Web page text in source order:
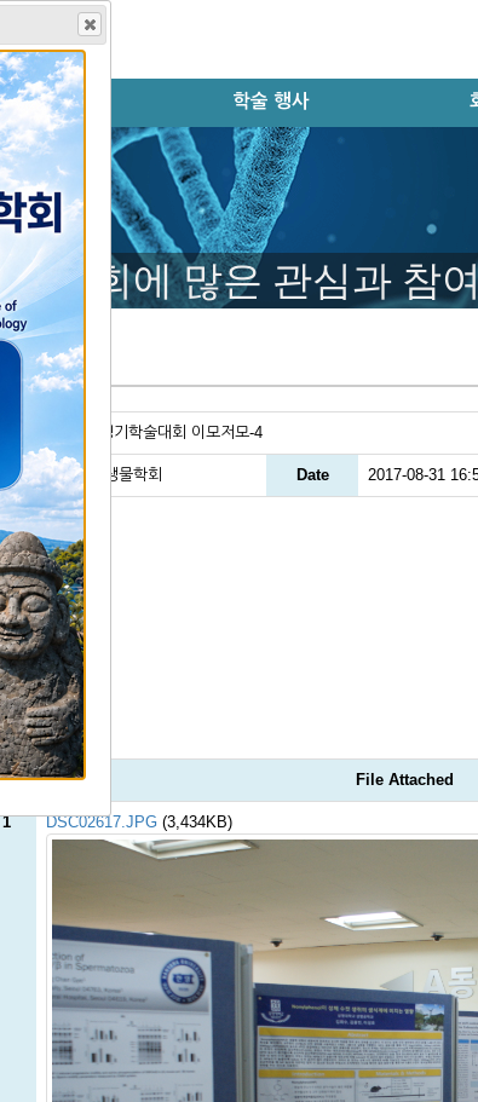
학회지
지 홈페이지
집위원회
논문 검색
투고 규정
윤리 규정
논문 투고
학술 행사
학술대회 안내
모시는 글
학술대회 오시는 길
학술대회 초록 제출
등록 및 결제시스템
초록 및 등록 확인
학술대회 연혁
학술대회 자료실
행사 일정
술대회에 많은 관심과 참
리
2017년 정기학술대회 이모저모-4
한국발생생물학회 Date 2017-08-31
File Attached
DSC02617.JPG (3,434KB)